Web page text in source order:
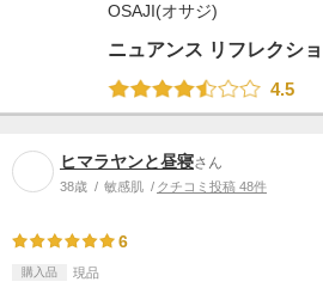
OSAJI(オサジ)
ニュアンス リフレクシ
4.5
ヒマラヤンと昼寝さん
38歳 敏感肌 クチコミ投稿 48件
6
購入品 現品